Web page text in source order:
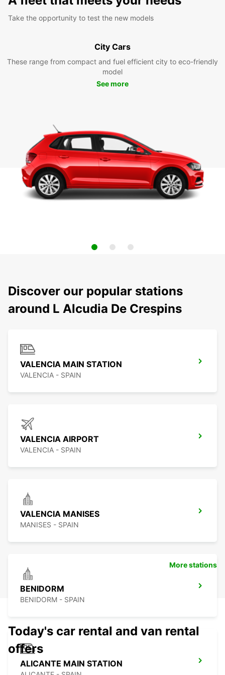
Take the opportunity to test the new models
City Cars
These range from compact and fuel efficient city to eco-friendly
model
See more
Discover our popular stations
around L Alcudia De Crespins
VALENCIA MAIN STATION
VALENCIA - SPAIN
VALENCIA AIRPORT
VALENCIA - SPAIN
VALENCIA MANISES
MANISES - SPAIN
BENIDORM
BENIDORM - SPAIN
ALICANTE MAIN STATION
More stations
Today's car rental and van rental
offers